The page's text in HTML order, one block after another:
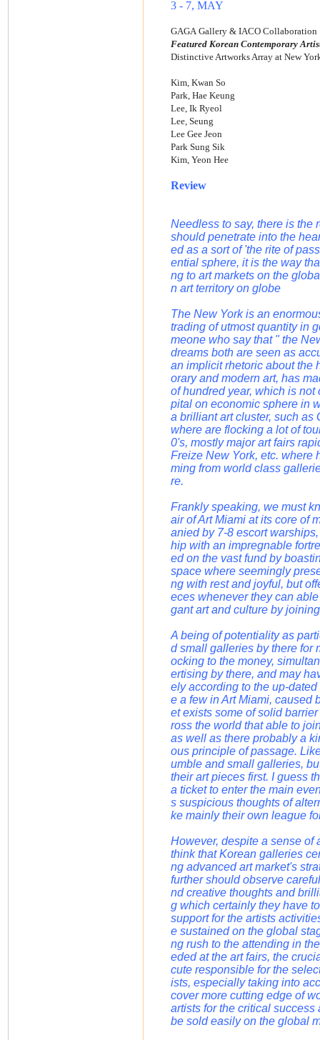
3 - 7, MAY
GAGA Gallery & IACO Collaboration
Featured Korean Contemporary
Distinctive Artworks Array at New
Kim, Kwan So
Park, Hae Keung
Lee, Ik Ryeol
Lee, Seung
Lee Gee Jeon
Park Sung Sik
Kim, Yeon Hee
Review
Needless to say, there is the
should penetrate into the
ed as a sort of 'the rite of
ential sphere, it is the way
ng to art markets on the
n art territory on globe
The New York is an
trading of utmost quantity in
meone who say that " the
dreams both are seen as
an implicit rhetoric about the
orary and modern art, has
of hundred year, which is not
pital on economic sphere in
a brilliant art cluster, such as
where are flocking a lot of
0's, mostly major art fairs
Freize New York, etc. where
ming from world class
re.
Frankly speaking, we must
air of Art Miami at its core of
anied by 7-8 escort
hip with an impregnable
ed on the vast fund by
space where seemingly
ng with rest and joyful, but
eces whenever they can
gant art and culture by
A being of potentiality as
d small galleries by there for
ocking to the money,
ertising by there, and may
ely according to the up-
e a few in Art Miami, caused
et exists some of solid
ross the world that able to
as well as there probably a
ous principle of passage.
umble and small galleries,
their art pieces first. I guess
a ticket to enter the main
s suspicious thoughts of
ke mainly their own league
However, despite a sense of
think that Korean galleries
ng advanced art market's
further should observe
nd creative thoughts and
g which certainly they have
support for the artists
e sustained on the global
ng rush to the attending in
eded at the art fairs, the
cute responsible for the
ists, especially taking into
cover more cutting edge of
artists for the critical
be sold easily on the global